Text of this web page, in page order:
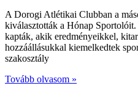
A Dorogi Atlétikai Clubban a
kiválasztották a Hónap
kapták, akik eredményeikkel,
hozzáállásukkal kiemelkedtek
szakosztály
Tovább olvasom »